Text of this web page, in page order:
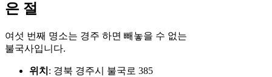
은 절
여섯 번째 명소는 경주 하면 빼놓을 수 없는
불국사입니다.
위치 : 경북 경주시 불국로 385